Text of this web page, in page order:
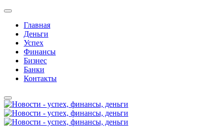
Главная
Деньги
Успех
Финансы
Бизнес
Банки
Контакты